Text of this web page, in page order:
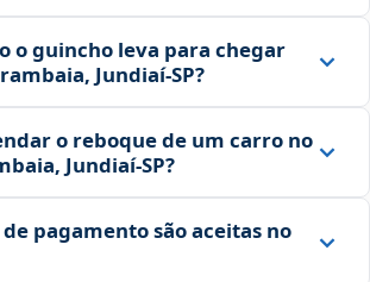
o guincho leva para chegar
Jundiaí‑SP?
o reboque de um carro no
Jundiaí‑SP?
pagamento são aceitas no